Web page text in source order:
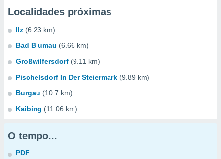
Localidades próximas
Ilz (6.23 km)
Bad Blumau (6.66 km)
Großwilfersdorf (9.11 km)
Pischelsdorf In Der Steiermark (9.89 km)
Burgau (10.7 km)
Kaibing (11.06 km)
O tempo...
PDF